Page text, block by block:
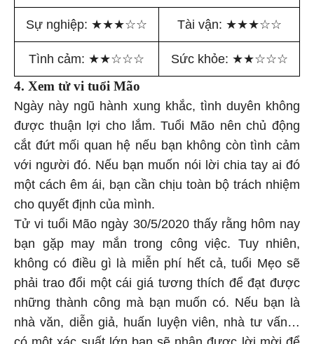
Sự nghiệp: ★★★☆☆ Tài vận: ★★★☆☆
Tình cảm: ★★☆☆☆ Sức khỏe: ★★☆☆☆
4. Xem tử vi tuổi Mão
Ngày này ngũ hành xung khắc, tình duyên không
được thuận lợi cho lắm. Tuổi Mão nên chủ động
cắt đứt mối quan hệ nếu bạn không còn tình cảm
với người đó. Nếu bạn muốn nói lời chia tay ai đó
một cách êm ái, bạn cần chịu toàn bộ trách nhiệm
cho quyết định của mình.
Tử vi tuổi Mão ngày 30/5/2020 thấy rằng hôm nay
bạn gặp may mắn trong công việc. Tuy nhiên,
không có điều gì là miễn phí hết cả, tuổi Mẹo sẽ
phải trao đổi một cái giá tương thích để đạt được
những thành công mà bạn muốn có. Nếu bạn là
nhà văn, diễn giả, huấn luyện viên, nhà tư vấn…
có một xác suất lớn bạn sẽ nhận được lời mời để